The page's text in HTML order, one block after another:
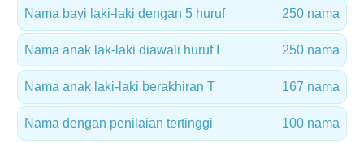
Nama bayi laki-laki dengan 5 huruf 250 nama
Nama anak lak-laki diawali huruf I 250 nama
Nama anak laki-laki berakhiran T 167 nama
Nama dengan penilaian tertinggi 100 nama